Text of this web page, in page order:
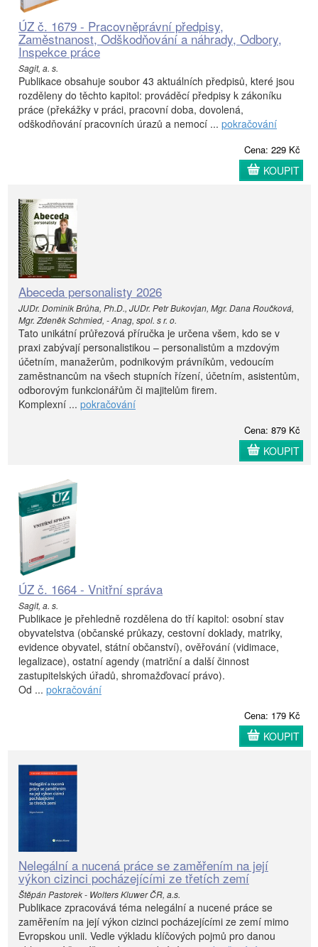
ÚZ č. 1679 - Pracovněprávní předpisy,
Zaměstnanost, Odškodňování a náhrady, Odbory,
Inspekce práce
Sagit, a. s.
Publikace obsahuje soubor 43 aktuálních předpisů, které jsou
rozděleny do těchto kapitol: prováděcí předpisy k zákoníku
práce (překážky v práci, pracovní doba, dovolená,
odškodňování pracovních úrazů a nemocí ... pokračování
Cena: 229 Kč
KOUPIT
Abeceda personalisty 2026
JUDr. Dominik Brůha, Ph.D., JUDr. Petr Bukovjan, Mgr. Dana Roučková,
Mgr. Zdeněk Schmied, - Anag, spol. s r. o.
Tato unikátní průřezová příručka je určena všem, kdo se v
praxi zabývají personalistikou – personalistům a mzdovým
účetním, manažerům, podnikovým právníkům, vedoucím
zaměstnancům na všech stupních řízení, účetním, asistentům,
odborovým funkcionářům či majitelům firem.
Komplexní ... pokračování
Cena: 879 Kč
KOUPIT
ÚZ č. 1664 - Vnitřní správa
Sagit, a. s.
Publikace je přehledně rozdělena do tří kapitol: osobní stav
obyvatelstva (občanské průkazy, cestovní doklady, matriky,
evidence obyvatel, státní občanství), ověřování (vidimace,
legalizace), ostatní agendy (matriční a další činnost
zastupitelských úřadů, shromažďovací právo).
Od ... pokračování
Cena: 179 Kč
KOUPIT
Nelegální a nucená práce se zaměřením na její
výkon cizinci pocházejícími ze třetích zemí
Štěpán Pastorek - Wolters Kluwer ČR, a.s.
Publikace zpracovává téma nelegální a nucené práce se
zaměřením na její výkon cizinci pocházejícími ze zemí mimo
Evropskou unii. Vedle výkladu klíčových pojmů pro danou